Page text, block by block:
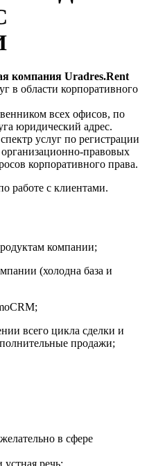
компания Uradres.Rent
в области корпоративного
всех офисов, по
юридический адрес.
услуг по регистрации
правовых
корпоративного права.
работе с клиентами.
компании;
(холодна база и
всего цикла сделки и
продажи;
в сфере
речь;